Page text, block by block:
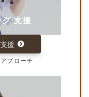
支援
援
プローチ